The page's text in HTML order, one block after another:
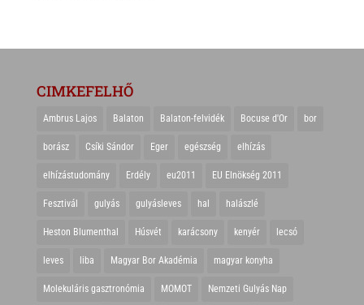
CIMKEFELHŐ
Ambrus Lajos Balaton Balaton-felvidék Bocuse d'Or bor
borász Csíki Sándor Eger egészség elhízás
elhízástudomány Erdély eu2011 EU Elnökség 2011
Fesztivál gulyás gulyásleves hal halászlé
Heston Blumenthal Húsvét karácsony kenyér lecsó
leves liba Magyar Bor Akadémia magyar konyha
Molekuláris gasztronómia MOMOT Nemzeti Gulyás Nap